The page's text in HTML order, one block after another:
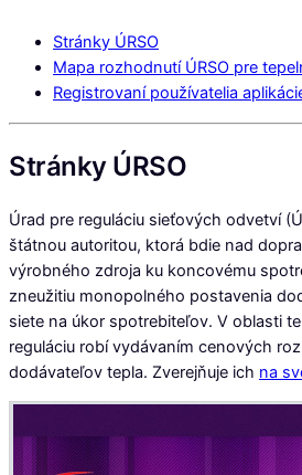
Stránky ÚRSO
Mapa rozhodnutí ÚRSO pre
Registrovaní používatelia
Stránky ÚRSO
Úrad pre reguláciu sieťových odvetví
štátnou autoritou, ktorá bdie nad
výrobného zdroja ku koncovému
zneužitiu monopolného postavenia
siete na úkor spotrebiteľov. V oblasti
reguláciu robí vydávaním cenových
dodávateľov tepla. Zverejňuje ich na